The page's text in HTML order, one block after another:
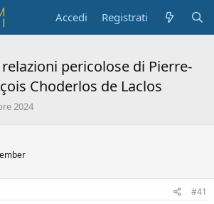
Accedi Registrati
relazioni pericolose di Pierre-
Choderlos de Laclos
2024
#41